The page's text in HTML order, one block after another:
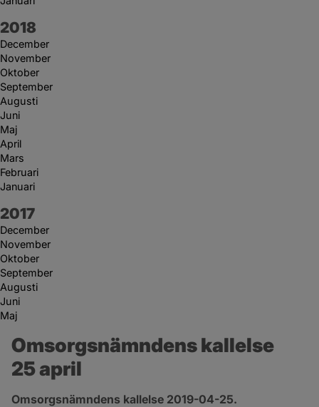
År:
2018
December
November
Oktober
September
Augusti
Juni
Maj
April
Mars
Februari
Januari
År:
2017
December
November
Oktober
September
Augusti
Juni
Maj
Omsorgsnämndens kallelse
25 april
Omsorgsnämndens kallelse 2019-04-25.